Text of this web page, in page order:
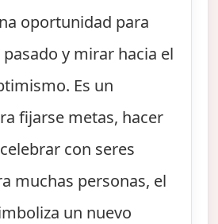
oportunidad para
y mirar hacia el
Es un
fijarse metas, hacer
con seres
muchas personas, el
un nuevo